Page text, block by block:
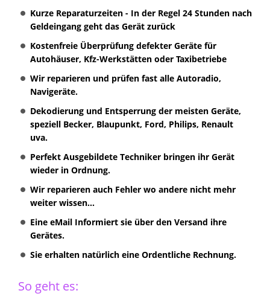
Kurze Reparaturzeiten - In der Regel 24 Stunden nach
Geldeingang geht das Gerät zurück
Kostenfreie Überprüfung defekter Geräte für
Autohäuser, Kfz-Werkstätten oder Taxibetriebe
Wir reparieren und prüfen fast alle Autoradio,
Navigeräte.
Dekodierung und Entsperrung der meisten Geräte,
speziell Becker, Blaupunkt, Ford, Philips, Renault
uva.
Perfekt Ausgebildete Techniker bringen ihr Gerät
wieder in Ordnung.
Wir reparieren auch Fehler wo andere nicht mehr
weiter wissen...
Eine eMail Informiert sie über den Versand ihre
Gerätes.
Sie erhalten natürlich eine Ordentliche Rechnung.
So geht es: